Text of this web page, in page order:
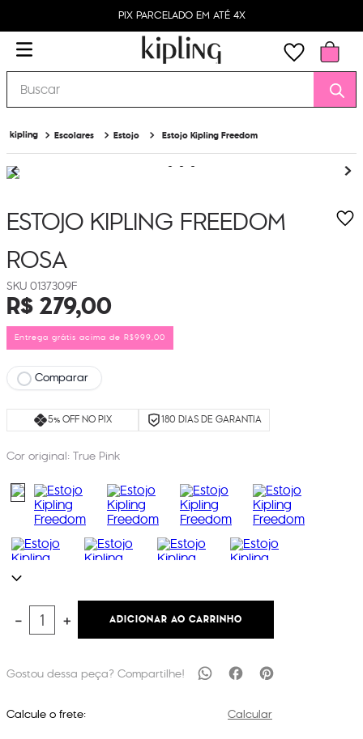
PIX PARCELADO EM ATÉ 4X
Buscar
Escolares Estojo Estojo Kipling Freedom
ESTOJO KIPLING FREEDOM
ROSA
0137309F
R$279,00
Entrega grátis acima de R$999,00
Comparar
5% OFF NO PIX 180 DIAS DE GARANTIA
Cor original: True Pink
＋
－ ADICIONAR AO CARRINHO
Calcule o frete: Calcular